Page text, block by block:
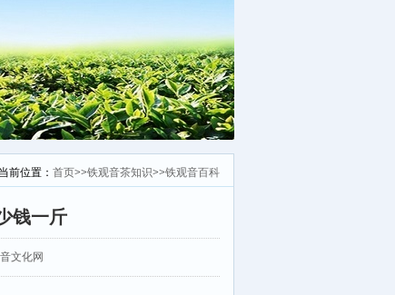
当前位置： 首页>>铁观音茶知识>>铁观音百科
钱一斤
文化网